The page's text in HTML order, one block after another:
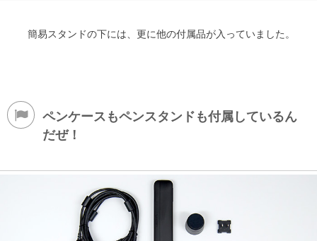
簡易スタンドの下には、更に他の付属品が入っていました。
ペンケースもペンスタンドも付属しているん
だぜ！